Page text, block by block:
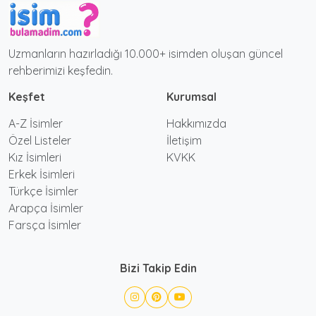
Uzmanların hazırladığı 10.000+ isimden oluşan güncel
rehberimizi keşfedin.
Keşfet
A-Z İsimler
Özel Listeler
Kız İsimleri
Erkek İsimleri
Türkçe İsimler
Arapça İsimler
Farsça İsimler
Kurumsal
Hakkımızda
İletişim
KVKK
Bizi Takip Edin